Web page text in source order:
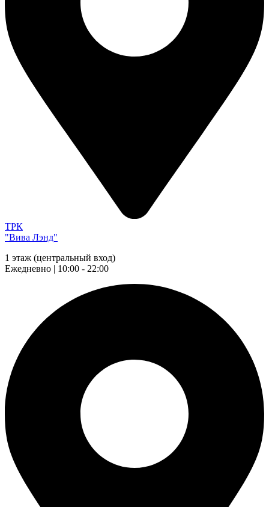
ТРК
"Вива Лэнд"
1 этаж (центральный вход)
Ежедневно | 10:00 - 22:00